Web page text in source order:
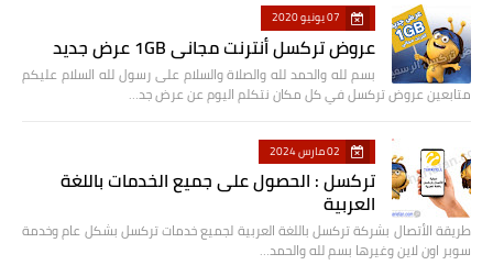
07 يونيو 2020
عروض تركسل أنترنت مجاني 1GB عرض جديد
بسم لله والحمد لله والصلاة والسلام على رسول لله السلام عليكم
متابعين عروض تركسل في كل مكان نتكلم اليوم عن عرض جد…
02 مارس 2024
تركسل : الحصول على جميع الخدمات باللغة
العربية
طريقة الأتصال بشركة تركسل باللغة العربية لجميع خدمات تركسل بشكل عام وخدمة
سوبر اون لاين وغيرها بسم لله والحمد…